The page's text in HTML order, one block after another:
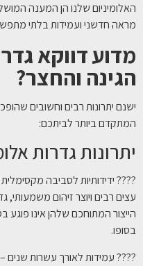
האלומיניום שלנו הן המענה
מראה חדשני ועמידות בלתי
מדוע דווקא
הגינה והחצר?
ישנם יתרונות רבים וחשובים
המתקדם ביותר לביתכם:
יתרונות גדרות
???? ידידותיות לסביבה
עצים רבים ויוצר זיהום משמעותי,
הייצור המתוחכם שלהן אינו
בסופו.
???? עמידות לאורך עשרות